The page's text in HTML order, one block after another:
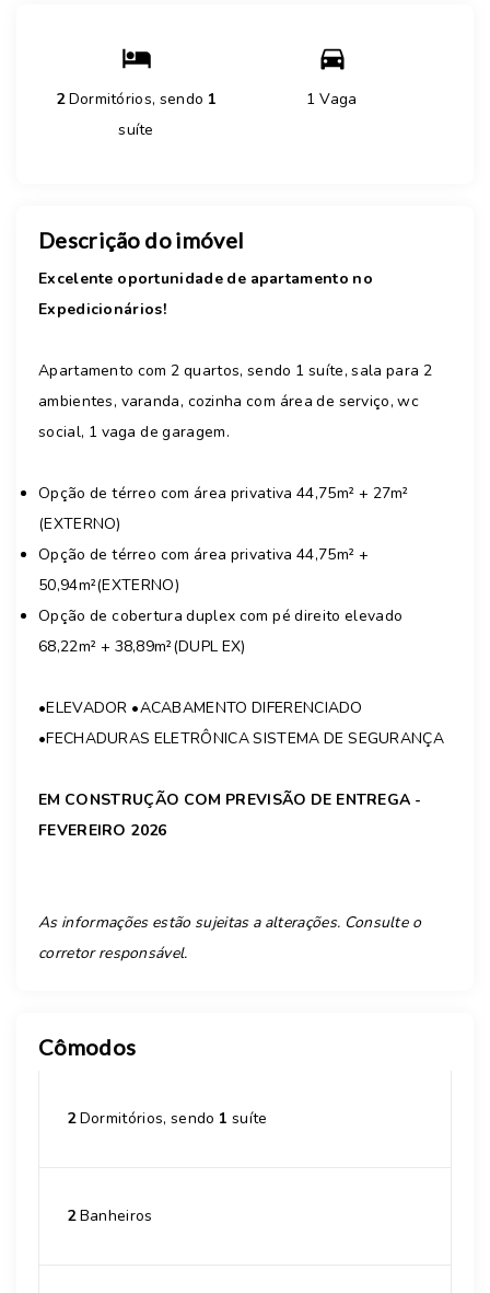
2Dormitórios, sendo 1
suíte
1 Vaga
Descrição do imóvel
Excelente oportunidade de apartamento no
Expedicionários!
Apartamento com 2 quartos, sendo 1 suíte, sala para 2
ambientes, varanda, cozinha com área de serviço, wc
social, 1 vaga de garagem.
Opção de térreo com área privativa 44,75m² + 27m²
(EXTERNO)
Opção de térreo com área privativa 44,75m² +
50,94m²(EXTERNO)
Opção de cobertura duplex com pé direito elevado
68,22m² + 38,89m²(DUPL EX)
•ELEVADOR •ACABAMENTO DIFERENCIADO
•FECHADURAS ELETRÔNICA SISTEMA DE SEGURANÇA
EM CONSTRUÇÃO COM PREVISÃO DE ENTREGA -
FEVEREIRO 2026
As informações estão sujeitas a alterações. Consulte o
corretor responsável.
Cômodos
2Dormitórios, sendo 1 suíte
2Banheiros